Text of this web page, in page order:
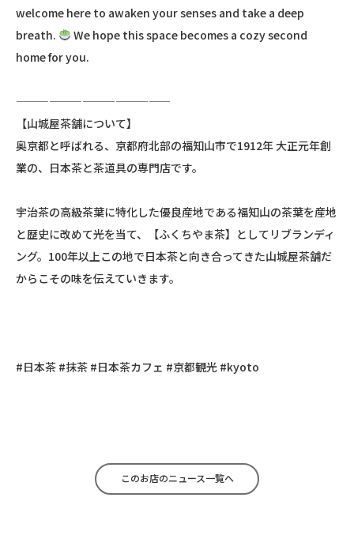
welcome here to awaken your senses and take a deep
breath.
We hope this space becomes a cozy second
home for you.
——————————————
【山城屋茶舗について】
奥京都と呼ばれる、京都府北部の福知山市で1912年 大正元年創
業の、日本茶と茶道具の専門店です。
宇治茶の高級茶葉に特化した優良産地である福知山の茶葉を産地
と歴史に改めて光を当て、【ふくちやま茶】としてリブランディ
ング。100年以上この地で日本茶と向き合ってきた山城屋茶舗だ
からこその味を伝えていきます。
#日本茶 #抹茶 #日本茶カフェ #京都観光 #kyoto
このお店のニュース一覧へ